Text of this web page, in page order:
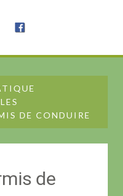
DE CONDUIRE
de